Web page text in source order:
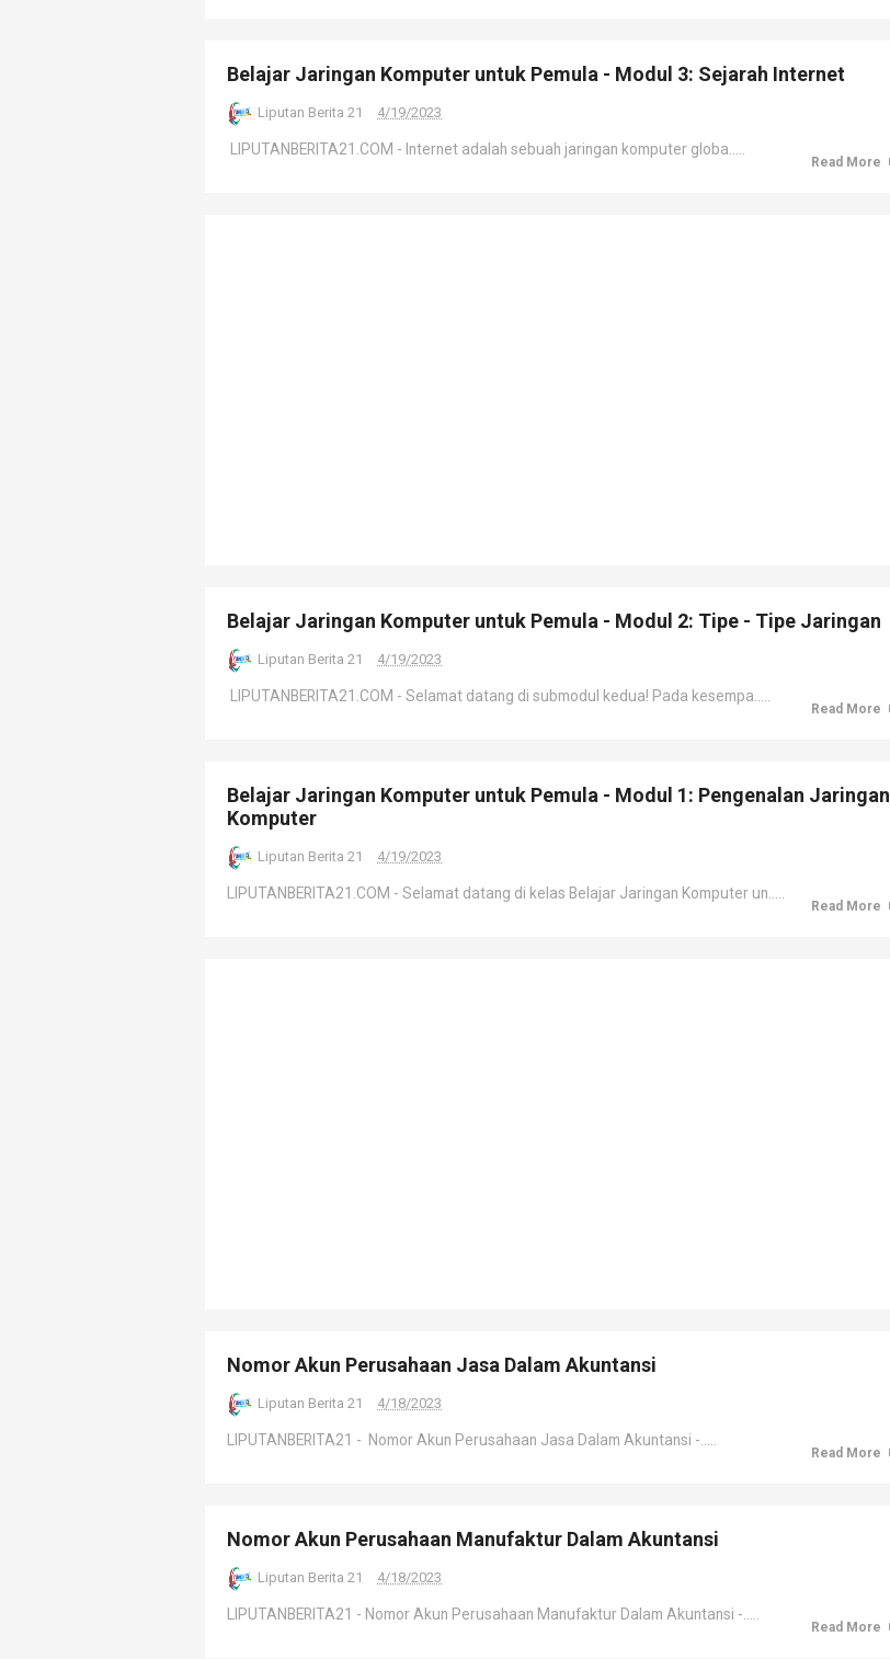
Belajar Jaringan Komputer untuk Pemula - Modul 3: Sejarah Internet
Liputan Berita 21 4/19/2023
LIPUTANBERITA21.COM - Internet adalah sebuah jaringan komputer globa.....
Read More
Belajar Jaringan Komputer untuk Pemula - Modul 2: Tipe - Tipe Jaringan
Liputan Berita 21 4/19/2023
LIPUTANBERITA21.COM - Selamat datang di submodul kedua! Pada kesempa.....
Read More
Belajar Jaringan Komputer untuk Pemula - Modul 1: Pengenalan Jaringan
Komputer
Liputan Berita 21 4/19/2023
LIPUTANBERITA21.COM - Selamat datang di kelas Belajar Jaringan Komputer un.....
Read More
Nomor Akun Perusahaan Jasa Dalam Akuntansi
Liputan Berita 21 4/18/2023
LIPUTANBERITA21 - Nomor Akun Perusahaan Jasa Dalam Akuntansi -.....
Read More
Nomor Akun Perusahaan Manufaktur Dalam Akuntansi
Liputan Berita 21 4/18/2023
LIPUTANBERITA21 - Nomor Akun Perusahaan Manufaktur Dalam Akuntansi -.....
Read More